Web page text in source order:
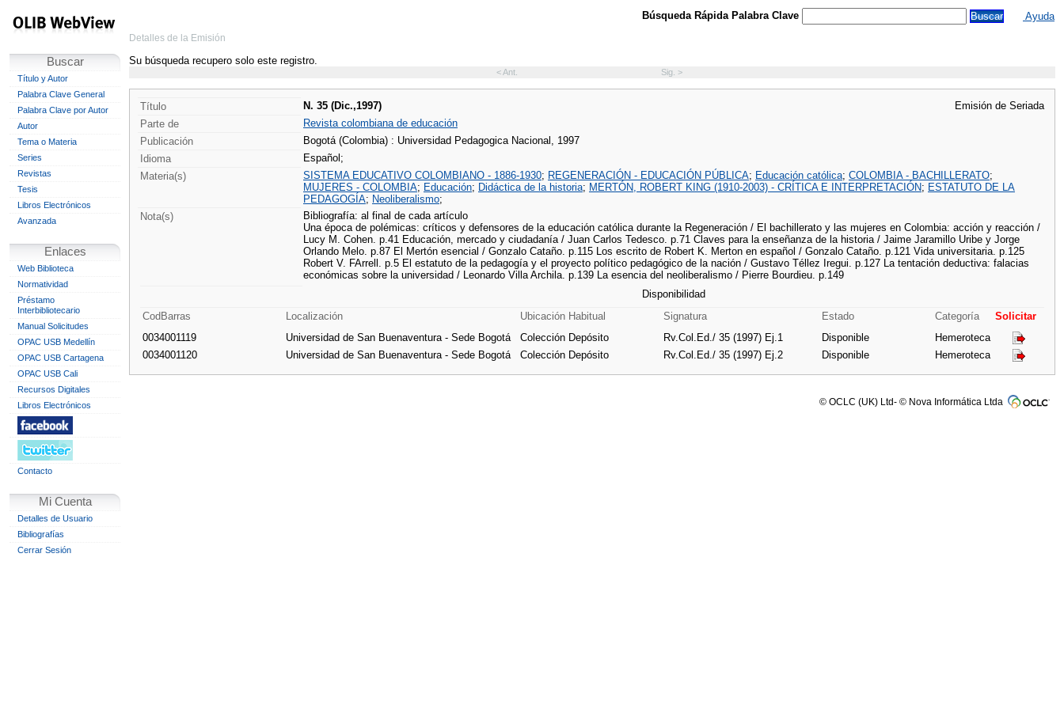
Buscar
Título y Autor
Palabra Clave General
Palabra Clave por Autor
Autor
Tema o Materia
Series
Revistas
Tesis
Libros Electrónicos
Avanzada
Enlaces
Web Biblioteca
Normatividad
Préstamo
Interbibliotecario
Manual Solicitudes
OPAC USB Medellín
OPAC USB Cartagena
OPAC USB Cali
Recursos Digitales
Libros Electrónicos
Contacto
Mi Cuenta
Detalles de Usuario
Bibliografías
Cerrar Sesión
Búsqueda Rápida Palabra Clave Ayuda
Detalles de la Emisión
Su búsqueda recupero solo este registro.
< Ant. Sig. >
Título N. 35 (Dic.,1997)
Emisión de Seriada
Parte de
Revista colombiana de educación
Publicación
Bogotá (Colombia) : Universidad Pedagogica Nacional, 1997
Idioma
Español;
Materia(s)
SISTEMA EDUCATIVO COLOMBIANO - 1886-1930; REGENERACIÓN - EDUCACIÓN PÚBLICA; Educación católica; COLOMBIA - BACHILLERATO;
MUJERES - COLOMBIA; Educación; Didáctica de la historia; MERTÓN, ROBERT KING (1910-2003) - CRÍTICA E INTERPRETACIÓN; ESTATUTO DE LA
PEDAGOGÍA; Neoliberalismo;
Nota(s)
Bibliografía: al final de cada artículo
Una época de polémicas: críticos y defensores de la educación católica durante la Regeneración / El bachillerato y las mujeres en Colombia: acción y reacción /
Lucy M. Cohen. p.41 Educación, mercado y ciudadanía / Juan Carlos Tedesco. p.71 Claves para la enseñanza de la historia / Jaime Jaramillo Uribe y Jorge
Orlando Melo. p.87 El Mertón esencial / Gonzalo Cataño. p.115 Los escrito de Robert K. Merton en español / Gonzalo Cataño. p.121 Vida universitaria. p.125
Robert V. FArrell. p.5 El estatuto de la pedagogía y el proyecto político pedagógico de la nación / Gustavo Téllez Iregui. p.127 La tentación deductiva: falacias
económicas sobre la universidad / Leonardo Villa Archila. p.139 La esencia del neoliberalismo / Pierre Bourdieu. p.149
Disponibilidad
CodBarras
Localización Ubicación Habitual Signatura Estado Categoría
Solicitar
0034001119
Universidad de San Buenaventura - Sede Bogotá Colección Depósito Rv.Col.Ed./ 35 (1997) Ej.1 Disponible
Hemeroteca
0034001120
Universidad de San Buenaventura - Sede Bogotá Colección Depósito Rv.Col.Ed./ 35 (1997) Ej.2 Disponible Hemeroteca
© OCLC (UK) Ltd- © Nova Informática Ltda